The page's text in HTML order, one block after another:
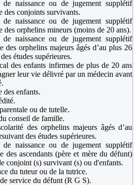
naissance ou de jugement supplétif
des conjoints survivants.
naissance ou de jugement supplétif
des orphelins mineurs (moins de 20 ans).
naissance ou de jugement supplétif
des orphelins majeurs âgés d’au plus 26
études supérieures.
des enfants infirmes de plus de 20 ans
leur vie délivré par un médecin avant
enfants.
ou de tutelle.
conseil de famille.
des orphelins majeurs âgés d’au
des études supérieures.
naissance ou de jugement supplétif
des ascendants (père et mère du défunt)
conjoint (s) survivant (s) ou d'enfants.
du tuteur ou de la tutrice.
service du défunt (R G S).